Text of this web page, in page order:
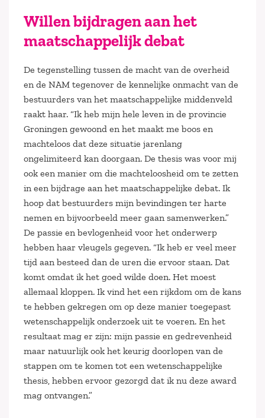
Willen bijdragen aan het
maatschappelijk debat
De tegenstelling tussen de macht van de overheid
en de NAM tegenover de kennelijke onmacht van de
bestuurders van het maatschappelijke middenveld
raakt haar. “Ik heb mijn hele leven in de provincie
Groningen gewoond en het maakt me boos en
machteloos dat deze situatie jarenlang
ongelimiteerd kan doorgaan. De thesis was voor mij
ook een manier om die machteloosheid om te zetten
in een bijdrage aan het maatschappelijke debat. Ik
hoop dat bestuurders mijn bevindingen ter harte
nemen en bijvoorbeeld meer gaan samenwerken.”
De passie en bevlogenheid voor het onderwerp
hebben haar vleugels gegeven. “Ik heb er veel meer
tijd aan besteed dan de uren die ervoor staan. Dat
komt omdat ik het goed wilde doen. Het moest
allemaal kloppen. Ik vind het een rijkdom om de kans
te hebben gekregen om op deze manier toegepast
wetenschappelijk onderzoek uit te voeren. En het
resultaat mag er zijn: mijn passie en gedrevenheid
maar natuurlijk ook het keurig doorlopen van de
stappen om te komen tot een wetenschappelijke
thesis, hebben ervoor gezorgd dat ik nu deze award
mag ontvangen.”